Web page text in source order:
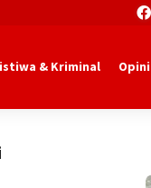
& Kriminal Opini